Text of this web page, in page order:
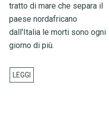
tratto di mare che separa il
paese nordafricano
dall'Italia le morti sono ogni
giorno di più.